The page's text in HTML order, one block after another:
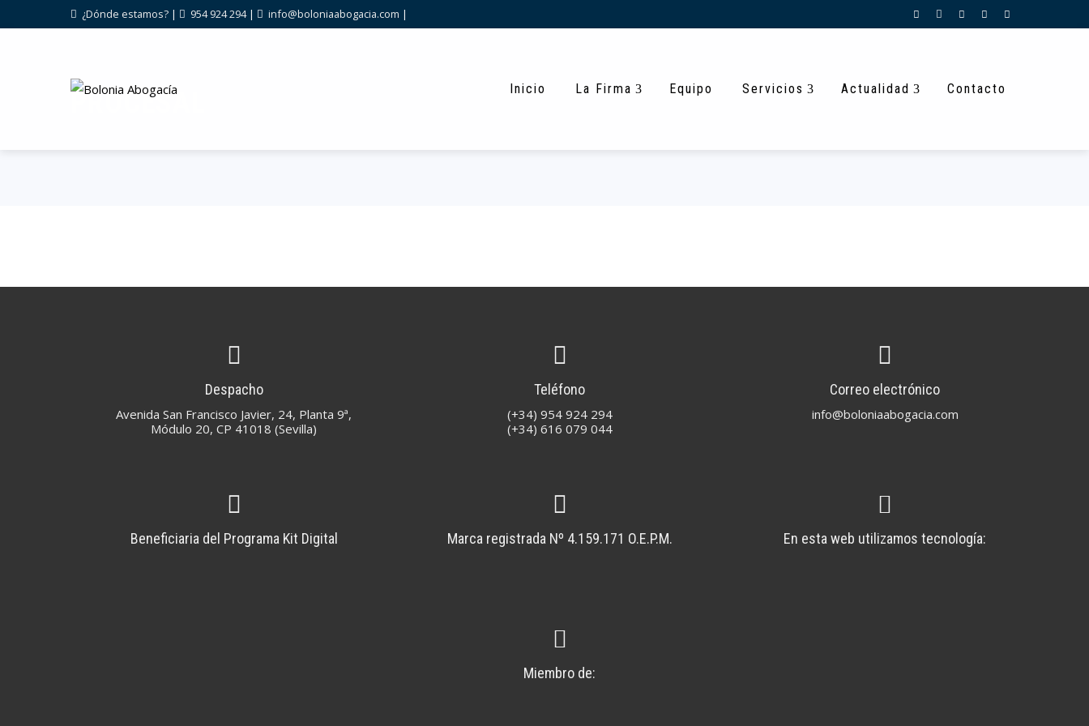
¿Dónde estamos? | 954 924 294| info@boloniaabogacia.com |
Inicio La Firma Equipo Servicios Actualidad Contacto
PROCESAL
Despacho
Avenida San Francisco Javier, 24, Planta 9ª,
Módulo 20, CP 41018 (Sevilla)
Teléfono
(+34) 954 924 294
(+34) 616 079 044
Correo electrónico
info@boloniaabogacia.com
Beneficiaria del Programa Kit Digital Marca registrada Nº 4.159.171 O.E.P.M. En esta web utilizamos tecnología:
Miembro de: